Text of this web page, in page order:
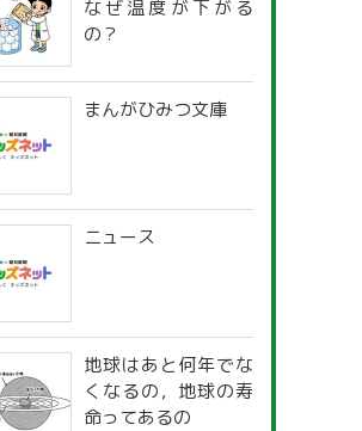
なぜ温度が下がる
の？
まんがひみつ文庫
ニュース
地球はあと何年でな
くなるの，地球の寿
命ってあるの